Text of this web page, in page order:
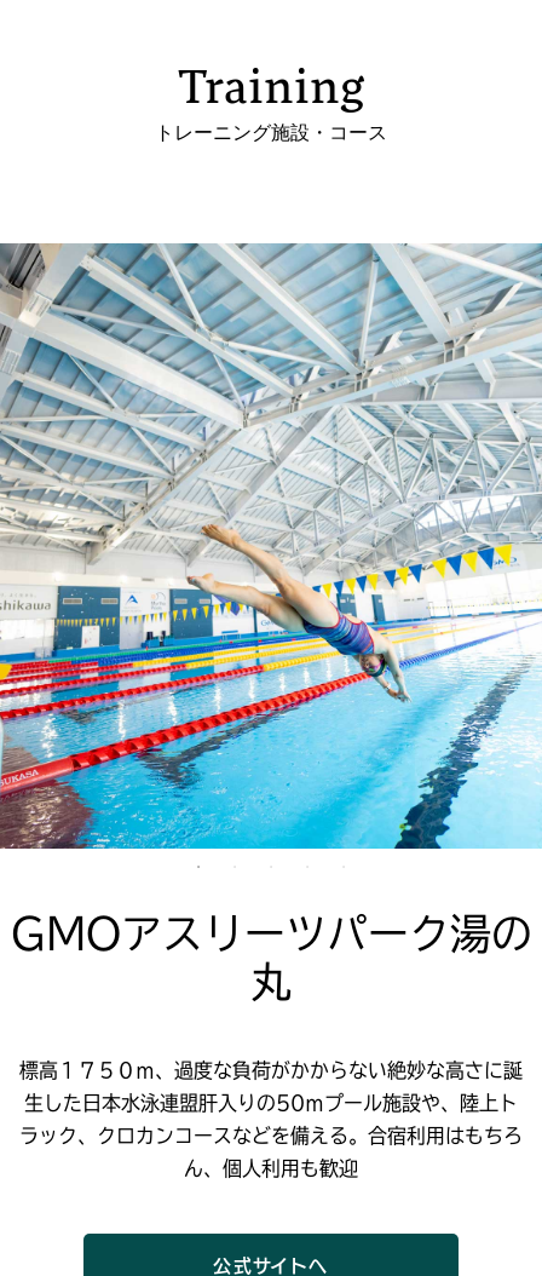
Training
トレーニング施設・コース
GMOアスリーツパーク湯の
丸
標高１７５０ｍ、過度な負荷がかからない絶妙な高さに誕
生した日本水泳連盟肝入りの50ｍプール施設や、陸上ト
ラック、クロカンコースなどを備える。合宿利用はもちろ
ん、個人利用も歓迎
公式サイトへ